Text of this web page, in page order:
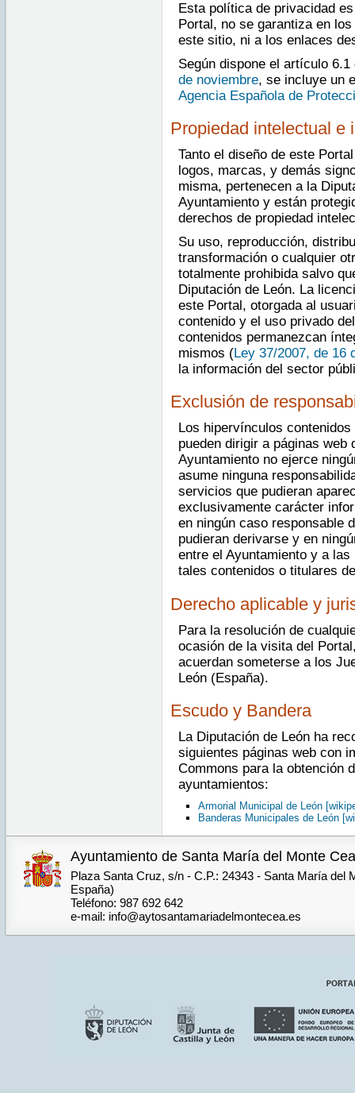
Esta política de privacidad
Portal, no se garantiza en
este sitio, ni a los enlaces
Según dispone el artículo
de noviembre, se incluye un
Agencia Española de
Propiedad intelectual e
Tanto el diseño de este
logos, marcas, y demás
misma, pertenecen a la
Ayuntamiento y están
derechos de propiedad
Su uso, reproducción,
transformación o cualquier
totalmente prohibida salvo
Diputación de León. La
este Portal, otorgada al
contenido y el uso privado
contenidos permanezcan
mismos (Ley 37/2007, de 16
la información del sector
Exclusión de
Los hipervínculos
pueden dirigir a páginas
Ayuntamiento no ejerce
asume ninguna
servicios que pudieran
exclusivamente carácter
en ningún caso responsable
pudieran derivarse y en
entre el Ayuntamiento y a
tales contenidos o titulares
Derecho aplicable y
Para la resolución de
ocasión de la visita del
acuerdan someterse a los
León (España).
Escudo y Bandera
La Diputación de León ha
siguientes páginas web con
Commons para la obtención
ayuntamientos:
Armorial Municipal de León
Banderas Municipales de León
Ayuntamiento de Santa María del Monte Cea
Plaza Santa Cruz, s/n - C.P.: 24343 - Santa María del
España)
Teléfono: 987 692 642
e-mail: info@aytosantamariadelmontecea.es